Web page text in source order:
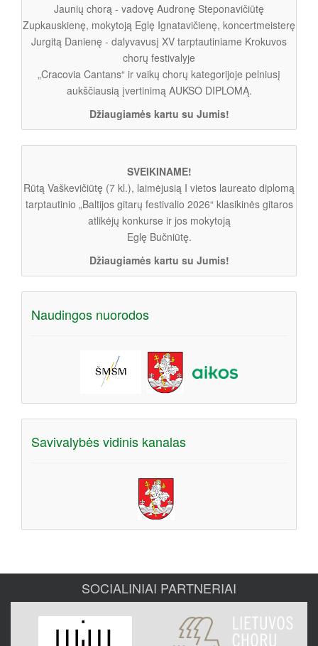
Jaunių chorą - vadovę Audronę Steponavičiūtę
Zupkauskienę, mokytoją Eglę Ignatavičienę, koncertmeisterę
Jurgitą Danienę - dalyvavusį XV tarptautiniame Krokuvos
chorų festivalyje
„Cracovia Cantans“ ir vaikų chorų kategorijoje pelniusį
aukščiausią įvertinimą AUKSO DIPLOMĄ.
Džiaugiamės kartu su Jumis!
SVEIKINAME!
Rūtą Vaškevičiūtę (7 kl.), laimėjusią I vietos laureato diplomą
tarptautinio „Baltijos gitarų festivalio 2026“ klasikinės gitaros
atlikėjų konkurse ir jos mokytoją
Eglę Bučniūtę.
Džiaugiamės kartu su Jumis!
Naudingos nuorodos
Savivalybės vidinis kanalas
SOCIALINIAI PARTNERIAI